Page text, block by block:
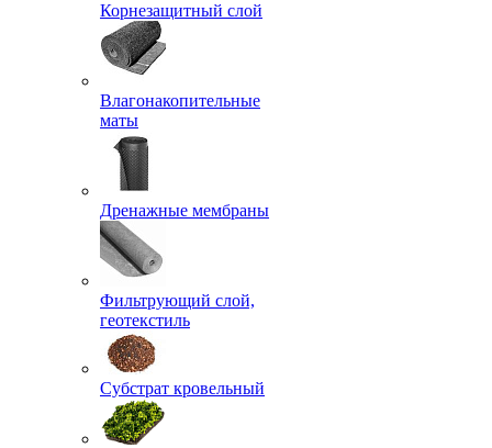
Корнезащитный слой
Влагонакопительные
маты
Дренажные мембраны
Фильтрующий слой,
геотекстиль
Субстрат кровельный